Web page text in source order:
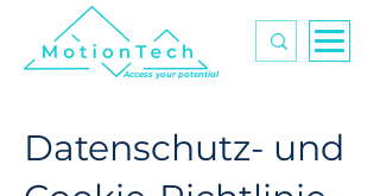
Access your potential
Datenschutz- und